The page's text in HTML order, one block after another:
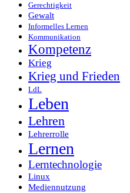
Gerechtigkeit
Gewalt
Informelles Lernen
Kommunikation
Kompetenz
Krieg
Krieg und Frieden
LdL
Leben
Lehren
Lehrerrolle
Lernen
Lerntechnologie
Linux
Mediennutzung